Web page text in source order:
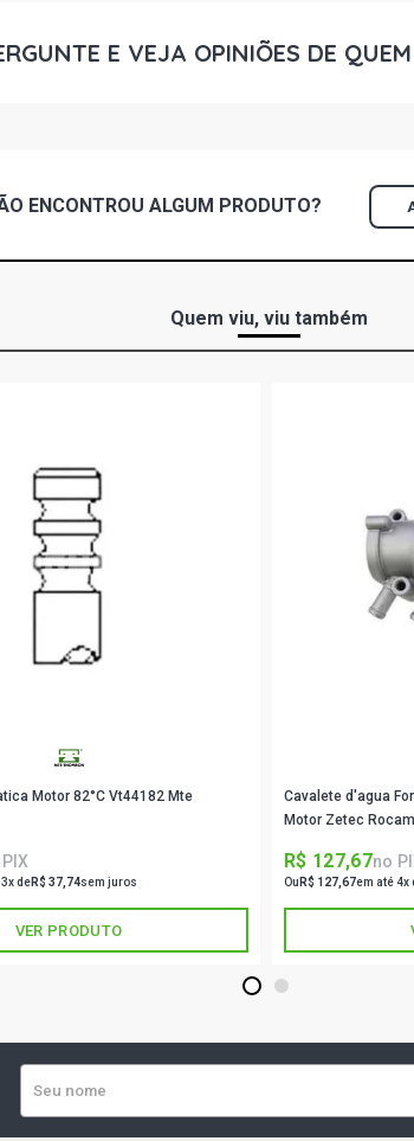
E VEJA OPINIÕES DE
ENCONTROU ALGUM PRODUTO?
Quem viu, viu também
Motor 82°C Vt44182 Mte
deR$ 37,74sem juros
VER PRODUTO
Cavalete d'agua
Motor Zetec
R$ 127,67no
Ou R$ 127,67em até 4x
1 2